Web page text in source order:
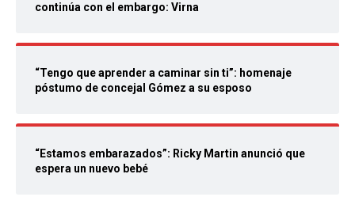
continúa con el embargo: Virna
“Tengo que aprender a caminar sin ti”: homenaje
póstumo de concejal Gómez a su esposo
“Estamos embarazados”: Ricky Martin anunció que
espera un nuevo bebé